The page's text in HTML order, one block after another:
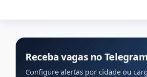
Receba vagas no Telegram
Configure alertas por cidade ou